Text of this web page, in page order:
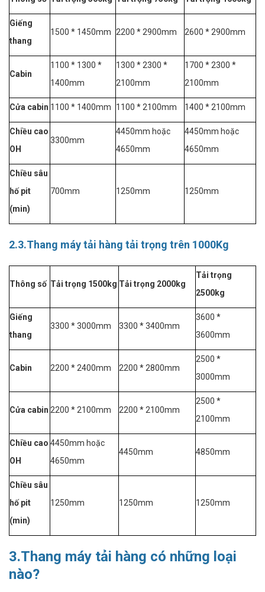
Giếng
thang
1500 * 1450mm 2200 * 2900mm 2600 * 2900mm
Cabin
1100 * 1300 *
1400mm
1300 * 2300 *
2100mm
1700 * 2300 *
2100mm
Cửa cabin 1100 * 1400mm 1100 * 2100mm 1400 * 2100mm
Chiều cao
OH
3300mm
4450mm hoặc
4650mm
4450mm hoặc
4650mm
Chiều sâu
hố pit
(min)
700mm 1250mm 1250mm
2.3.Thang máy tải hàng tải trọng trên 1000Kg
Thông số Tải trọng 1500kg Tải trọng 2000kg
Tải trọng
2500kg
Giếng
thang
3300 * 3000mm 3300 * 3400mm
3600 *
3600mm
Cabin 2200 * 2400mm 2200 * 2800mm
2500 *
3000mm
Cửa cabin 2200 * 2100mm 2200 * 2100mm
2500 *
2100mm
Chiều cao
OH
4450mm hoặc
4650mm
4450mm 4850mm
Chiều sâu
hố pit
(min)
1250mm 1250mm 1250mm
3.Thang máy tải hàng có những loại
nào?